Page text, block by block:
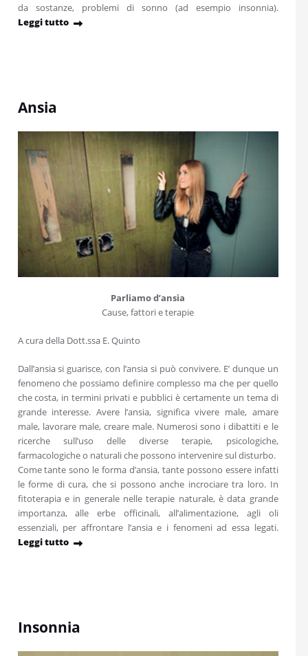
da sostanze, problemi di sonno (ad esempio insonnia).
Leggi tutto
Ansia
Parliamo d’ansia
Cause, fattori e terapie
A cura della Dott.ssa E. Quinto
Dall’ansia si guarisce, con l’ansia si può convivere. E’ dunque un
fenomeno che possiamo definire complesso ma che per quello
che costa, in termini privati e pubblici è certamente un tema di
grande interesse. Avere l’ansia, significa vivere male, amare
male, lavorare male, creare male. Numerosi sono i dibattiti e le
ricerche sull’uso delle diverse terapie, psicologiche,
farmacologiche o naturali che possono intervenire sul disturbo.
Come tante sono le forma d’ansia, tante possono essere infatti
le forme di cura, che si possono anche incrociare tra loro. In
fitoterapia e in generale nelle terapie naturale, è data grande
importanza, alle erbe officinali, all’alimentazione, agli oli
essenziali, per affrontare l’ansia e i fenomeni ad essa legati.
Leggi tutto
Insonnia